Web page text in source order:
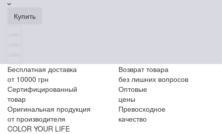
Купить
Бесплатная доставка
от 10000 грн
Возврат товара
без лишних вопросов
Сертифицированный
товар
Оптовые
цены
Оригинальная продукция
от производителя
Превосходное
качество
COLOR YOUR LIFE